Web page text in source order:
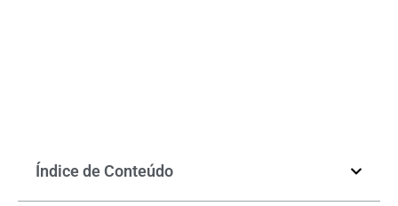
Índice de Conteúdo